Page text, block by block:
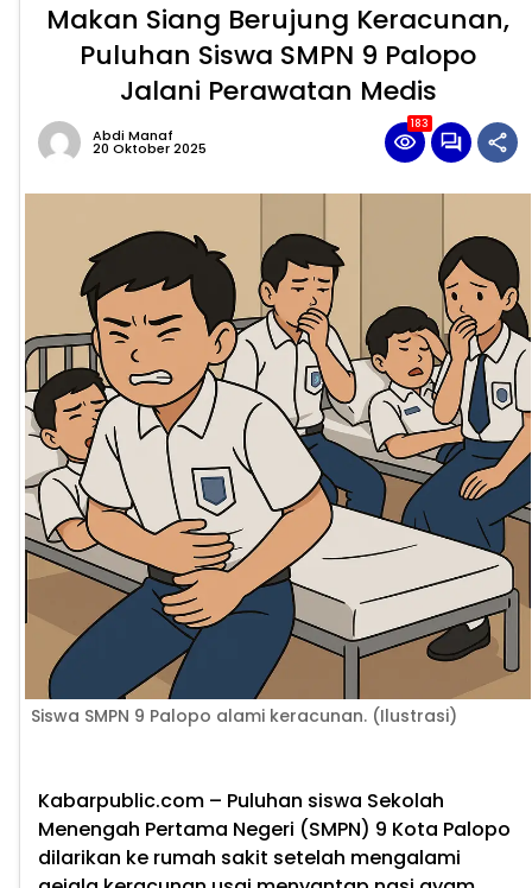
Makan Siang Berujung Keracunan,
Puluhan Siswa SMPN 9 Palopo
Jalani Perawatan Medis
Abdi Manaf
20 Oktober 2025
183
Siswa SMPN 9 Palopo alami keracunan. (Ilustrasi)
Kabarpublic.com – Puluhan siswa Sekolah
Menengah Pertama Negeri (SMPN) 9 Kota Palopo
dilarikan ke rumah sakit setelah mengalami